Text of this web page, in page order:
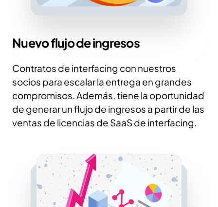
Nuevo flujo de ingresos
Contratos de interfacing con nuestros
socios para escalar la entrega en grandes
compromisos. Además, tiene la oportunidad
de generar un flujo de ingresos a partir de las
ventas de licencias de SaaS de interfacing.